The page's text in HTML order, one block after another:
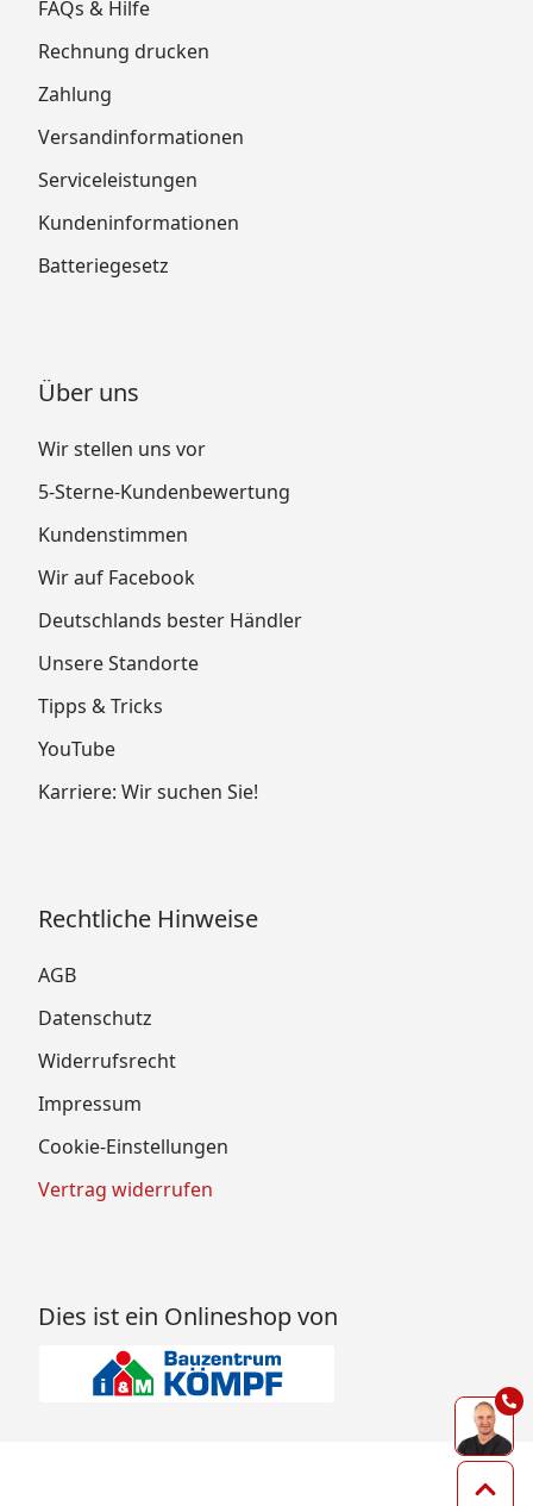
FAQs & Hilfe
Rechnung drucken
Zahlung
Versandinformationen
Serviceleistungen
Kundeninformationen
Batteriegesetz
Über uns
Wir stellen uns vor
5-Sterne-Kundenbewertung
Kundenstimmen
Wir auf Facebook
Deutschlands bester Händler
Unsere Standorte
Tipps & Tricks
YouTube
Karriere: Wir suchen Sie!
Rechtliche Hinweise
AGB
Datenschutz
Widerrufsrecht
Impressum
Cookie-Einstellungen
Vertrag widerrufen
Dies ist ein Onlineshop von